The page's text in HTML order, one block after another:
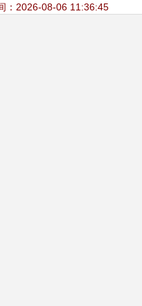
襄“文化和自然遗产日”盛
：2026-08-06 11:36:45